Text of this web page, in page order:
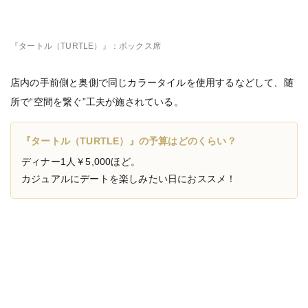
『タートル（TURTLE）』：ボックス席
店内の手前側と奥側で同じカラータイルを使用するなどして、随
所で“空間を繋ぐ”工夫が施されている。
『タートル（TURTLE）』の予算はどのくらい？
ディナー1人￥5,000ほど。
カジュアルにデートを楽しみたい日におススメ！